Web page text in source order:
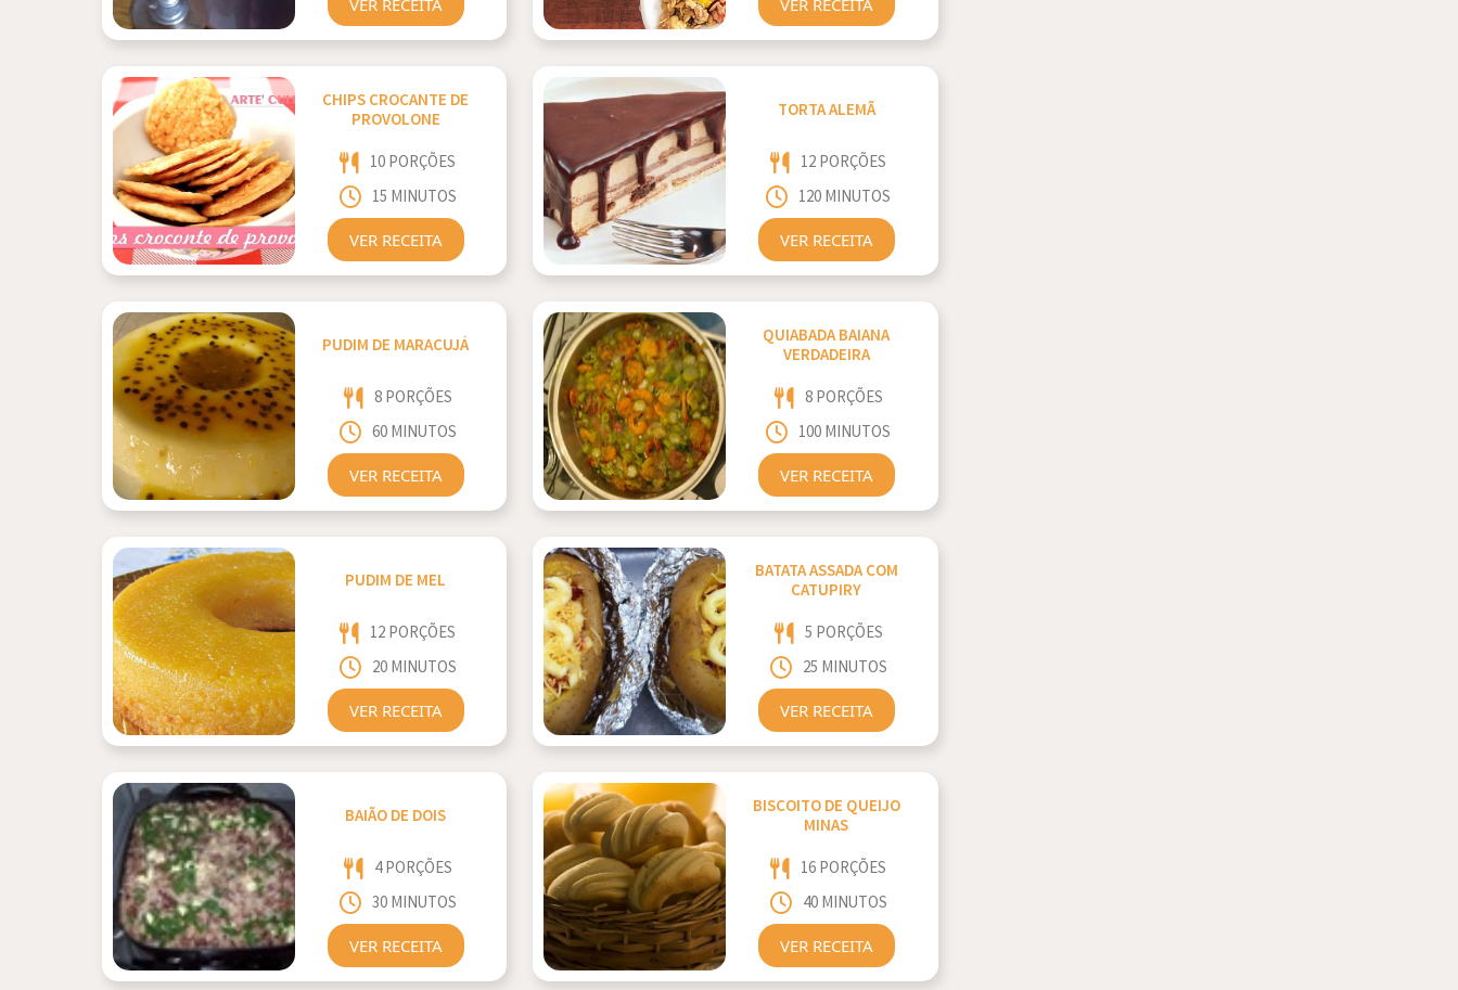
CHIPS CROCANTE DE
PROVOLONE
10 PORÇÕES
15 MINUTOS
VER RECEITA
TORTA ALEMÃ
12 PORÇÕES
120 MINUTOS
VER RECEITA
PUDIM DE MARACUJÁ
8 PORÇÕES
60 MINUTOS
VER RECEITA
QUIABADA BAIANA
VERDADEIRA
8 PORÇÕES
100 MINUTOS
VER RECEITA
PUDIM DE MEL
12 PORÇÕES
20 MINUTOS
VER RECEITA
BATATA ASSADA COM
CATUPIRY
5 PORÇÕES
25 MINUTOS
VER RECEITA
BAIÃO DE DOIS
4 PORÇÕES
30 MINUTOS
VER RECEITA
BISCOITO DE QUEIJO
MINAS
16 PORÇÕES
40 MINUTOS
VER RECEITA